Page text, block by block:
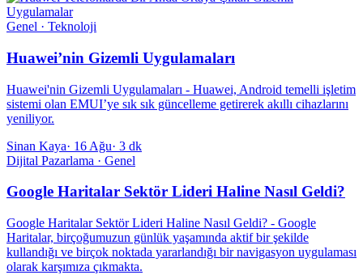
Genel · Teknoloji
Huawei’nin Gizemli Uygulamaları
Huawei'nin Gizemli Uygulamaları - Huawei, Android temelli işletim
sistemi olan EMUI’ye sık sık güncelleme getirerek akıllı cihazlarını
yeniliyor.
Sinan Kaya· 16 Ağu· 3 dk
Dijital Pazarlama · Genel
Google Haritalar Sektör Lideri Haline Nasıl Geldi?
Google Haritalar Sektör Lideri Haline Nasıl Geldi? - Google
Haritalar, birçoğumuzun günlük yaşamında aktif bir şekilde
kullandığı ve birçok noktada yararlandığı bir navigasyon uygulaması
olarak karşımıza çıkmakta.